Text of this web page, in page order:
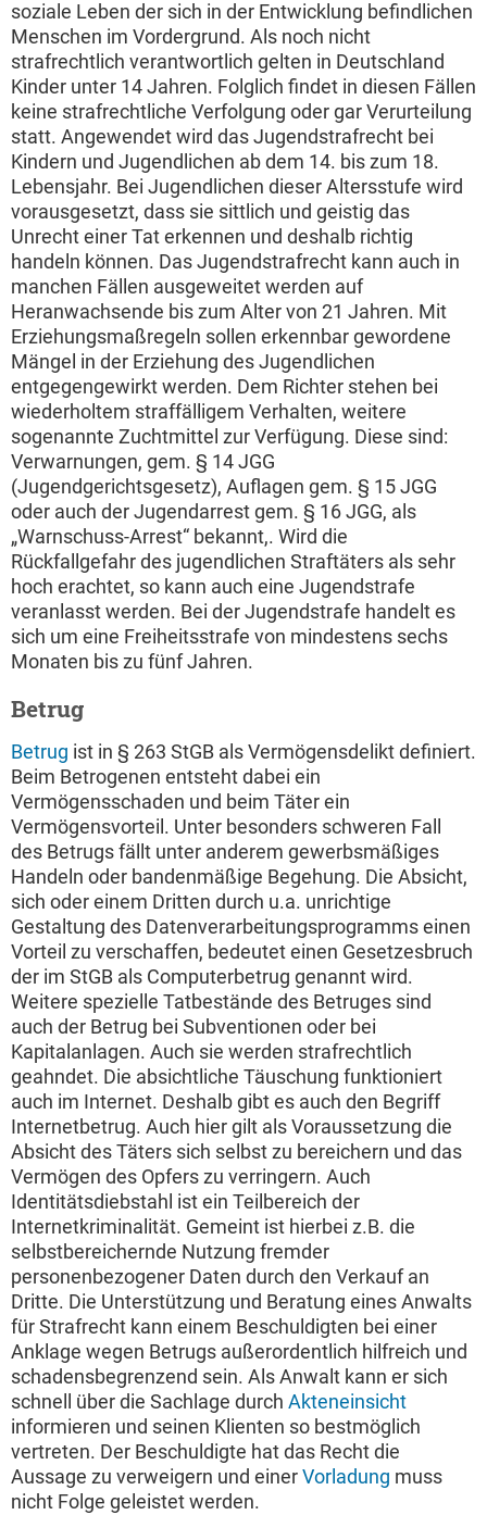
soziale Leben der sich in der Entwicklung befindlichen
Menschen im Vordergrund. Als noch nicht
strafrechtlich verantwortlich gelten in Deutschland
Kinder unter 14 Jahren. Folglich findet in diesen Fällen
keine strafrechtliche Verfolgung oder gar Verurteilung
statt. Angewendet wird das Jugendstrafrecht bei
Kindern und Jugendlichen ab dem 14. bis zum 18.
Lebensjahr. Bei Jugendlichen dieser Altersstufe wird
vorausgesetzt, dass sie sittlich und geistig das
Unrecht einer Tat erkennen und deshalb richtig
handeln können. Das Jugendstrafrecht kann auch in
manchen Fällen ausgeweitet werden auf
Heranwachsende bis zum Alter von 21 Jahren. Mit
Erziehungsmaßregeln sollen erkennbar gewordene
Mängel in der Erziehung des Jugendlichen
entgegengewirkt werden. Dem Richter stehen bei
wiederholtem straffälligem Verhalten, weitere
sogenannte Zuchtmittel zur Verfügung. Diese sind:
Verwarnungen, gem. § 14 JGG
(Jugendgerichtsgesetz), Auflagen gem. § 15 JGG
oder auch der Jugendarrest gem. § 16 JGG, als
„Warnschuss-Arrest“ bekannt,. Wird die
Rückfallgefahr des jugendlichen Straftäters als sehr
hoch erachtet, so kann auch eine Jugendstrafe
veranlasst werden. Bei der Jugendstrafe handelt es
sich um eine Freiheitsstrafe von mindestens sechs
Monaten bis zu fünf Jahren.
Betrug
Betrug ist in § 263 StGB als Vermögensdelikt definiert.
Beim Betrogenen entsteht dabei ein
Vermögensschaden und beim Täter ein
Vermögensvorteil. Unter besonders schweren Fall
des Betrugs fällt unter anderem gewerbsmäßiges
Handeln oder bandenmäßige Begehung. Die Absicht,
sich oder einem Dritten durch u.a. unrichtige
Gestaltung des Datenverarbeitungsprogramms einen
Vorteil zu verschaffen, bedeutet einen Gesetzesbruch
der im StGB als Computerbetrug genannt wird.
Weitere spezielle Tatbestände des Betruges sind
auch der Betrug bei Subventionen oder bei
Kapitalanlagen. Auch sie werden strafrechtlich
geahndet. Die absichtliche Täuschung funktioniert
auch im Internet. Deshalb gibt es auch den Begriff
Internetbetrug. Auch hier gilt als Voraussetzung die
Absicht des Täters sich selbst zu bereichern und das
Vermögen des Opfers zu verringern. Auch
Identitätsdiebstahl ist ein Teilbereich der
Internetkriminalität. Gemeint ist hierbei z.B. die
selbstbereichernde Nutzung fremder
personenbezogener Daten durch den Verkauf an
Dritte. Die Unterstützung und Beratung eines Anwalts
für Strafrecht kann einem Beschuldigten bei einer
Anklage wegen Betrugs außerordentlich hilfreich und
schadensbegrenzend sein. Als Anwalt kann er sich
schnell über die Sachlage durch Akteneinsicht
informieren und seinen Klienten so bestmöglich
vertreten. Der Beschuldigte hat das Recht die
Aussage zu verweigern und einerVorladung muss
nicht Folge geleistet werden.